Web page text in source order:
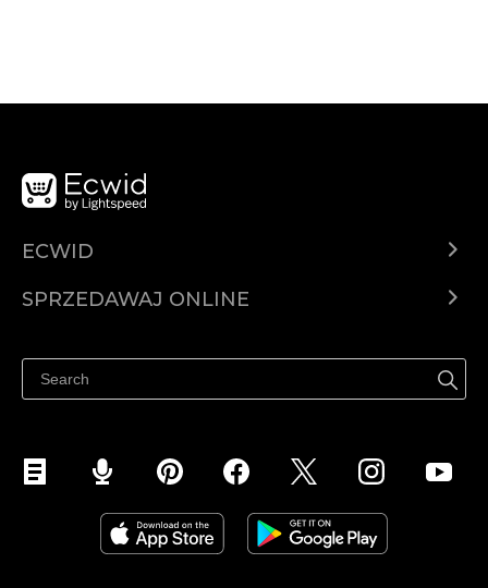
ECWID
Cena
SPRZEDAWAJ ONLINE
Sprzedawaj na Facebooku
Sprzedawaj na Instagramie